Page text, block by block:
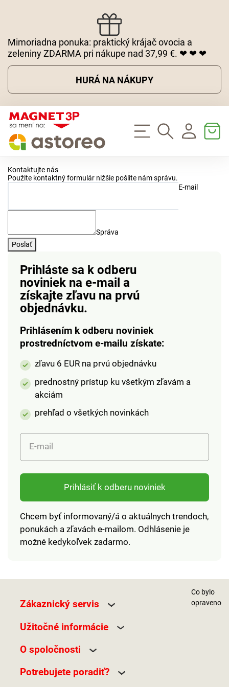
Mimoriadna ponuka: praktický krájač ovocia a
zeleniny ZDARMA pri nákupe nad 37,99 €. ❤ ❤ ❤
HURÁ NA NÁKUPY
Kontaktujte nás
Použite kontaktný formulár nižšie pošlite nám správu.
E-mail
Správa
Poslať
Prihláste sa k odberu
noviniek na e-mail a
získajte zľavu na prvú
objednávku.
Prihlásením k odberu noviniek
prostredníctvom e-mailu získate:
zľavu 6 EUR na prvú objednávku
prednostný prístup ku všetkým zľavám a
akciám
prehľad o všetkých novinkách
E-mail
Prihlásiť k odberu noviniek
Chcem byť informovaný/á o aktuálnych trendoch,
ponukách a zľavách e-mailom. Odhlásenie je
možné kedykoľvek zadarmo.
Zákaznický servis
Užitočné informácie
O spoločnosti
Potrebujete poradiť?
Co bylo
opraveno